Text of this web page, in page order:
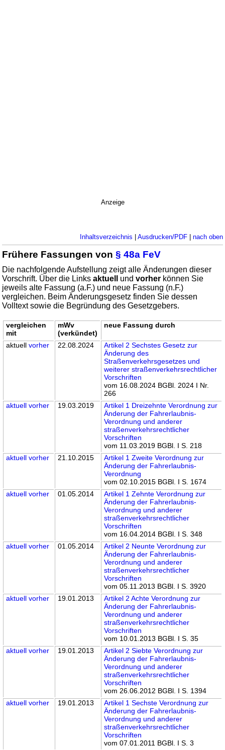
Anzeige
Inhaltsverzeichnis | Ausdrucken/PDF| nach oben
Frühere Fassungen von§ 48a FeV
Die nachfolgende Aufstellung zeigt alle Änderungen dieser
Vorschrift. Über die Linksaktuell undvorher können Sie
jeweils alte Fassung (a.F.) und neue Fassung (n.F.)
vergleichen. Beim Änderungsgesetz finden Sie dessen
Volltext sowie die Begründung des Gesetzgebers.
vergleichen
mit
mWv
(verkündet)
neue Fassung durch
aktuellvorher 22.08.2024
Artikel 2 Sechstes Gesetz zur
Änderung des
Straßenverkehrsgesetzes und
weiterer straßenverkehrsrechtlicher
Vorschriften
vom 16.08.2024 BGBl. 2024 I Nr.
266
aktuell vorher 19.03.2019
Artikel 1 Dreizehnte Verordnung zur
Änderung der Fahrerlaubnis-
Verordnung und anderer
straßenverkehrsrechtlicher
Vorschriften
vom 11.03.2019 BGBl. I S. 218
aktuell vorher 21.10.2015
Artikel 1 Zweite Verordnung zur
Änderung der Fahrerlaubnis-
Verordnung
vom 02.10.2015 BGBl. I S. 1674
aktuell vorher 01.05.2014
Artikel 1 Zehnte Verordnung zur
Änderung der Fahrerlaubnis-
Verordnung und anderer
straßenverkehrsrechtlicher
Vorschriften
vom 16.04.2014 BGBl. I S. 348
aktuell vorher 01.05.2014
Artikel 2 Neunte Verordnung zur
Änderung der Fahrerlaubnis-
Verordnung und anderer
straßenverkehrsrechtlicher
Vorschriften
vom 05.11.2013 BGBl. I S. 3920
aktuell vorher 19.01.2013
Artikel 2 Achte Verordnung zur
Änderung der Fahrerlaubnis-
Verordnung und anderer
straßenverkehrsrechtlicher
Vorschriften
vom 10.01.2013 BGBl. I S. 35
aktuell vorher 19.01.2013
Artikel 2 Siebte Verordnung zur
Änderung der Fahrerlaubnis-
Verordnung und anderer
straßenverkehrsrechtlicher
Vorschriften
vom 26.06.2012 BGBl. I S. 1394
aktuell vorher 19.01.2013
Artikel 1 Sechste Verordnung zur
Änderung der Fahrerlaubnis-
Verordnung und anderer
straßenverkehrsrechtlicher
Vorschriften
vom 07.01.2011 BGBl. I S. 3